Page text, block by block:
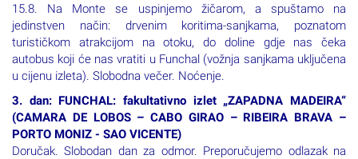
15.8. Na Monte se uspinjemo žičarom, a spuštamo na
jedinstven način: drvenim koritima-sanjkama, poznatom
turističkom atrakcijom na otoku, do doline gdje nas čeka
autobus koji će nas vratiti u Funchal (vožnja sanjkama uključena
u cijenu izleta). Slobodna večer. Noćenje.
3. dan: FUNCHAL: fakultativno izlet „ZAPADNA MADEIRA“
(CAMARA DE LOBOS – CABO GIRAO – RIBEIRA BRAVA –
PORTO MONIZ - SAO VICENTE)
Doručak. Slobodan dan za odmor. Preporučujemo odlazak na